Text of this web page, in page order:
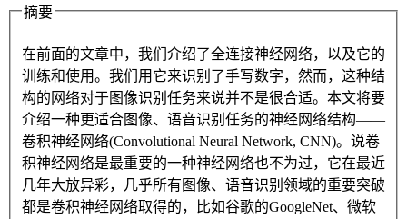
摘要
在前面的文章中，我们介绍了全连接神经网络，以及它的
训练和使用。我们用它来识别了手写数字，然而，这种结
构的网络对于图像识别任务来说并不是很合适。本文将要
介绍一种更适合图像、语音识别任务的神经网络结构——
卷积神经网络(Convolutional Neural Network, CNN)。说卷
积神经网络是最重要的一种神经网络也不为过，它在最近
几年大放异彩，几乎所有图像、语音识别领域的重要突破
都是卷积神经网络取得的，比如谷歌的GoogleNet、微软